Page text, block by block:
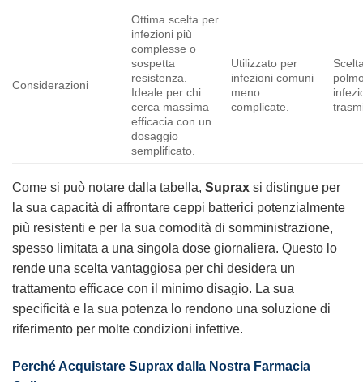
Considerazioni
Ottima scelta per
infezioni più
complesse o
sospetta
resistenza.
Ideale per chi
cerca massima
efficacia con un
dosaggio
semplificato.
Utilizzato per
infezioni comuni
meno
complicate.
Come si può notare dalla tabella, Suprax si distingue per
la sua capacità di affrontare ceppi batterici potenzialmente
più resistenti e per la sua comodità di somministrazione,
spesso limitata a una singola dose giornaliera. Questo lo
rende una scelta vantaggiosa per chi desidera un
trattamento efficace con il minimo disagio. La sua
specificità e la sua potenza lo rendono una soluzione di
riferimento per molte condizioni infettive.
Perché Acquistare Suprax dalla Nostra Farmacia